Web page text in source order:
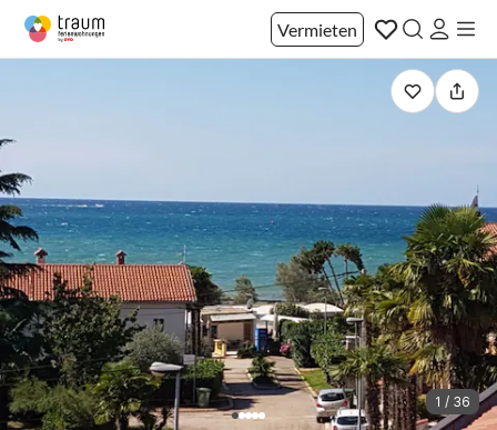
Vermieten
1 / 36